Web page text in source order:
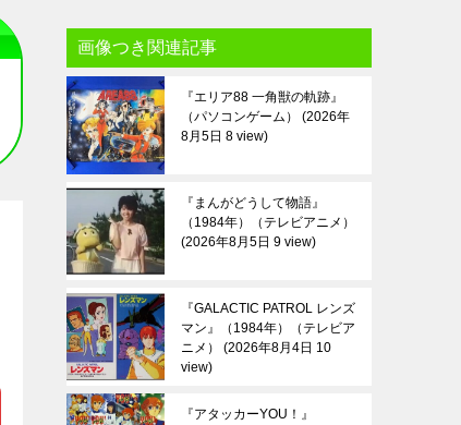
画像つき関連記事
『エリア88 一角獣の軌跡』
（パソコンゲーム）
2026年
8月5日 8 view
『まんがどうして物語』
（1984年）（テレビアニメ）
2026年8月5日 9 view
『GALACTIC PATROL レンズ
マン』（1984年）（テレビア
ニメ）
2026年8月4日 10
view
『アタッカーYOU！』